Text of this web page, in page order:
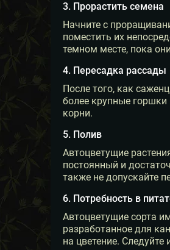
3. Прорастить семена
Начните с
поместить их
темном месте, пока
4. Пересадка рассады
После того, как
более крупные
корни.
5. Полив
Автоцветущие
постоянный и
также не допускайте
6. Потребность в
Автоцветущие сорта
разработанное для
на цветение.